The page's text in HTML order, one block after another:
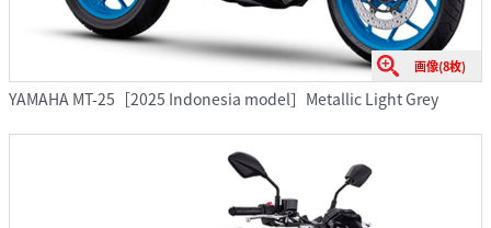
画像(8枚)
YAMAHA MT-25［2025 Indonesia model］Metallic Light Grey